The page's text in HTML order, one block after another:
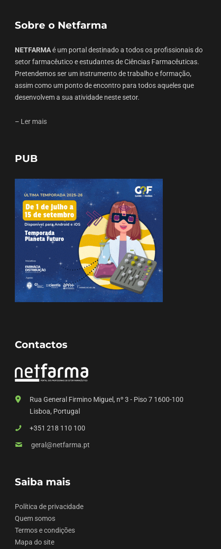
Sobre o Netfarma
NETFARMAé um portal destinado a todos os profissionais do
setor farmacêutico e estudantes de Ciências Farmacêuticas.
Pretendemos ser um instrumento de trabalho e formação,
assim como um ponto de encontro para todos aqueles que
desenvolvem a sua atividade neste setor.
– Ler mais
PUB
Contactos
Rua General Firmino Miguel, nº 3 - Piso 7 1600-100
Lisboa, Portugal
+351 218 110 100
geral@netfarma.pt
Saiba mais
Política de privacidade
Quem somos
Termos e condições
Mapa do site